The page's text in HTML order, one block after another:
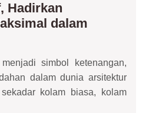
Hadirkan
dalam
simbol ketenangan,
dalam dunia arsitektur
kolam biasa, kolam